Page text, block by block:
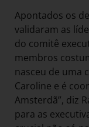
Apontados os
validaram as
do comitê
membros
nasceu de uma
Caroline e é
Amsterdã”, diz
para as